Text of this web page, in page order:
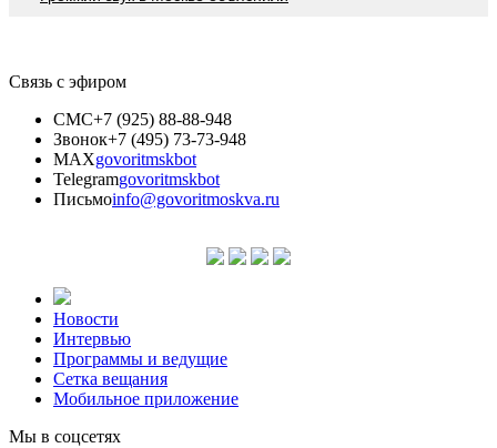
Связь с эфиром
СМС+7 (925) 88-88-948
Звонок+7 (495) 73-73-948
MAXgovoritmskbot
Telegramgovoritmskbot
Письмоinfo@govoritmoskva.ru
Новости
Интервью
Программы и ведущие
Сетка вещания
Мобильное приложение
Мы в соцсетях